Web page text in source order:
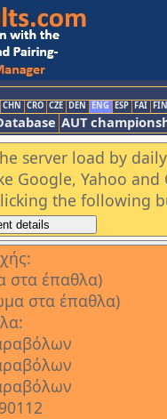
CHN CRO CZE DEN ENG ESP FAI FIN
AUT
server load by
Google, Yahoo
the following
στα έπαθλα)
στα έπαθλα)